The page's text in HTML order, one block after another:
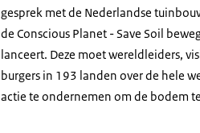
gesprek met de Nederlandse
de Conscious Planet - Save Soil
lanceert. Deze moet wereldleiders,
burgers in 193 landen over de hele
actie te ondernemen om de bodem